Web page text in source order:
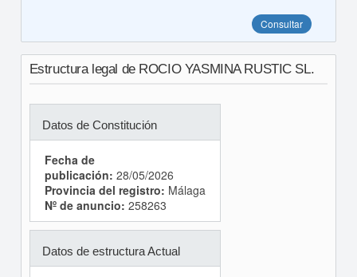
Consultar
Estructura legal de ROCIO YASMINA RUSTIC SL.
Datos de Constitución
Fecha de
publicación: 28/05/2026
Provincia del registro: Málaga
Nº de anuncio: 258263
Datos de estructura Actual